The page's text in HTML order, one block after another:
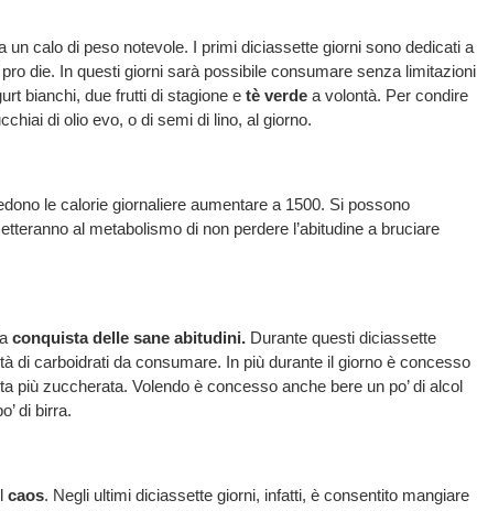
un calo di peso notevole. I primi diciassette giorni sono dedicati a
die. In questi giorni sarà possibile consumare senza limitazioni
bianchi, due frutti di stagione e tè verdea volontà. Per condire
di olio evo, o di semi di lino, al giorno.
le calorie giornaliere aumentare a 1500. Si possono
al metabolismo di non perdere l’abitudine a bruciare
conquista delle sane abitudini.Durante questi diciassette
di carboidrati da consumare. In più durante il giorno è concesso
più zuccherata. Volendo è concesso anche bere un po’ di alcol
di birra.
caos. Negli ultimi diciassette giorni, infatti, è consentito mangiare